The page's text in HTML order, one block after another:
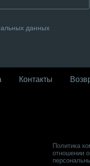
данных
Контакты
Политика
отношении